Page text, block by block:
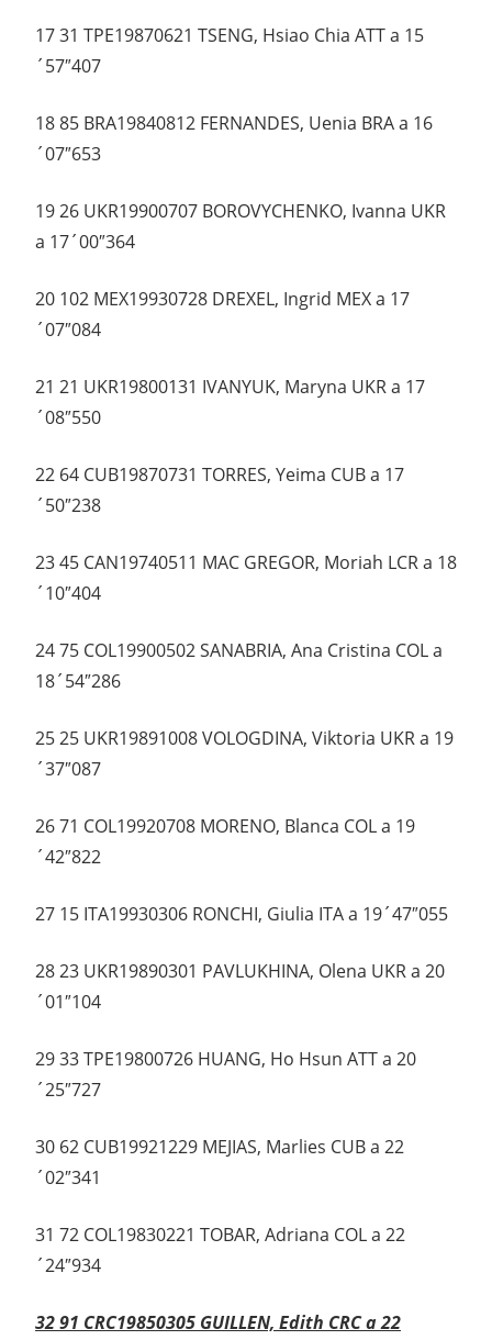
17 31 TPE19870621 TSENG, Hsiao Chia ATT a 15
´57″407
18 85 BRA19840812 FERNANDES, Uenia BRA a 16
´07″653
19 26 UKR19900707 BOROVYCHENKO, Ivanna UKR
a 17´00″364
20 102 MEX19930728 DREXEL, Ingrid MEX a 17
´07″084
21 21 UKR19800131 IVANYUK, Maryna UKR a 17
´08″550
22 64 CUB19870731 TORRES, Yeima CUB a 17
´50″238
23 45 CAN19740511 MAC GREGOR, Moriah LCR a 18
´10″404
24 75 COL19900502 SANABRIA, Ana Cristina COL a
18´54″286
25 25 UKR19891008 VOLOGDINA, Viktoria UKR a 19
´37″087
26 71 COL19920708 MORENO, Blanca COL a 19
´42″822
27 15 ITA19930306 RONCHI, Giulia ITA a 19´47″055
28 23 UKR19890301 PAVLUKHINA, Olena UKR a 20
´01″104
29 33 TPE19800726 HUANG, Ho Hsun ATT a 20
´25″727
30 62 CUB19921229 MEJIAS, Marlies CUB a 22
´02″341
31 72 COL19830221 TOBAR, Adriana COL a 22
´24″934
32 91 CRC19850305 GUILLEN, Edith CRC a 22